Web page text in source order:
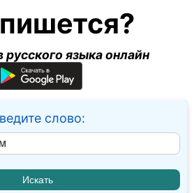
языка онлайн
слово: